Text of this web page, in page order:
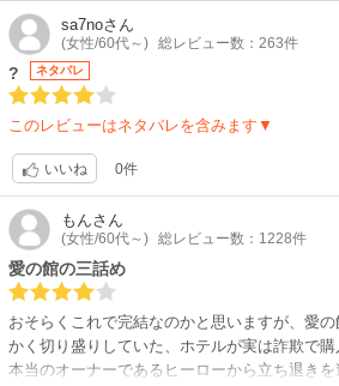
sa7noさん
(女性/60代～) 総レビュー数：263件
? ネタバレ
このレビューはネタバレを含みます▼
いいね 0件
もんさん
(女性/60代～) 総レビュー数：1228件
愛の館の三話め
おそらくこれで完結なのかと思いますが、愛
かく切り盛りしていた、ホテルが実は詐欺で購
本当のオーナーであるヒーローから立ち退き